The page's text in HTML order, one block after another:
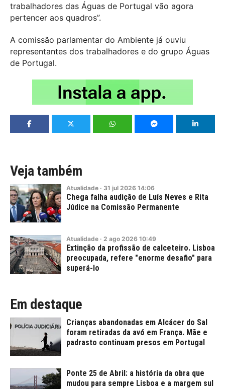
trabalhadores das Águas de Portugal vão agora
pertencer aos quadros”.
A comissão parlamentar do Ambiente já ouviu
representantes dos trabalhadores e do grupo Águas
de Portugal.
Veja também
Atualidade · 31 jul 2026 14:06
Chega falha audição de Luís Neves e Rita
Júdice na Comissão Permanente
Atualidade · 2 ago 2026 10:49
Extinção da profissão de calceteiro. Lisboa
preocupada, refere "enorme desafio" para
superá-lo
Em destaque
Crianças abandonadas em Alcácer do Sal
foram retiradas da avó em França. Mãe e
padrasto continuam presos em Portugal
Ponte 25 de Abril: a história da obra que
mudou para sempre Lisboa e a margem sul